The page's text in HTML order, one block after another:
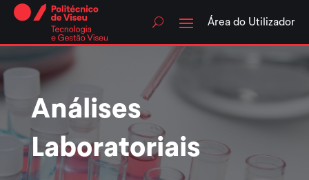
Skip
Área do Utilizador
Análises
Laboratoriais